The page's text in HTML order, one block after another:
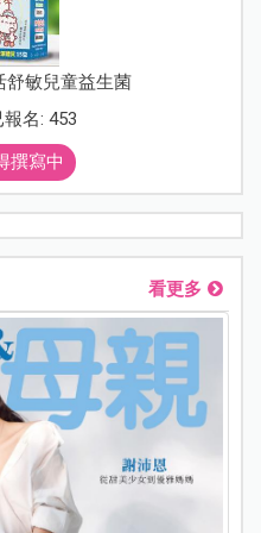
舒敏兒童益生菌
名: 453
撰寫中
看更多